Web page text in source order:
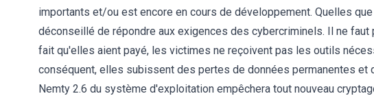
importants et/ou est encore en cours de développement. Quelles
déconseillé de répondre aux exigences des cybercriminels. Il ne
fait qu'elles aient payé, les victimes ne reçoivent pas les outils
conséquent, elles subissent des pertes de données permanentes et
Nemty 2.6 du système d'exploitation empêchera tout nouveau